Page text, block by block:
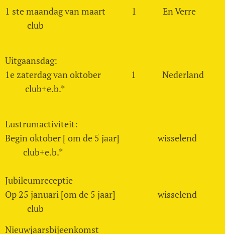
1 ste maandag van maart 1 En Verre
club
Uitgaansdag:
1e zaterdag van oktober 1 Nederland
club+e.b.*
Lustrumactiviteit:
Begin oktober [ om de 5 jaar] wisselend
club+e.b.*
Jubileumreceptie
Op 25 januari [om de 5 jaar] wisselend
club
Nieuwjaarsbijeenkomst